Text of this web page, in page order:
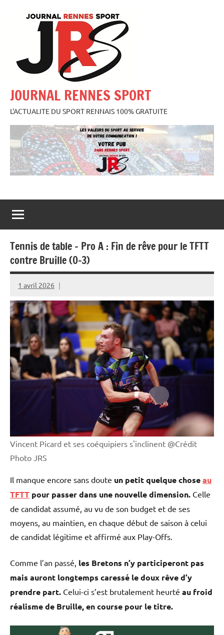
JOURNAL RENNES SPORT
L'ACTUALITE DU SPORT RENNAIS 100% GRATUITE
Tennis de table – Pro A : Fin de rêve pour le TFTT
contre Bruille (0-3)
1 avril 2026
Rédaction
JRS
Vincent Picard et ses coéquipiers s'inclinent @Crédit
Photo JRS
Il manque encore sans doute un petit quelque choseau
TFTT pour passer dans une nouvelle dimension. Celle
de candidat assumé, au vu de son budget et de ses
moyens, au maintien, en chaque début de saison à celui
de candidat légitime et affirmé aux Play-Offs.
Comme l’an passé, les Bretons n’y participeront pas
mais auront longtemps caressé le doux rêve d’y
prendre part. Celui-ci s’est brutalement heurté au froid
réalisme de Bruille, en course pour le titre.